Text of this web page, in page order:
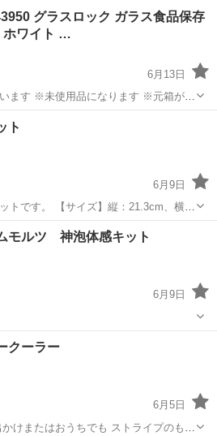
家庭用品
グラスロック ガラス食品保存
ホワイト …
6月13日
ます ※未使用品になります ※元箱がご
化ガラス 食器
、冷蔵庫で使用可能 容器のどの面...
ト
6月9日
トです。 【サイズ】縦：21.3cm、横：
（大体です） 【傷などの状態】とく
態はいいのでまだまだ使えると思いま
家庭用品
モルツ 神泡体感キット
6月9日
門駅
クーラー
6月5日
けまたはおうちでも ストライプのもの